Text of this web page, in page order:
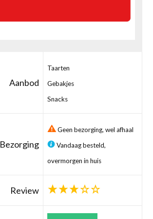
Aanbod
Taarten
Gebakjes
Snacks
Bezorging
Geen bezorging, wel afhaal
Vandaag besteld,
overmorgen in huis
Review